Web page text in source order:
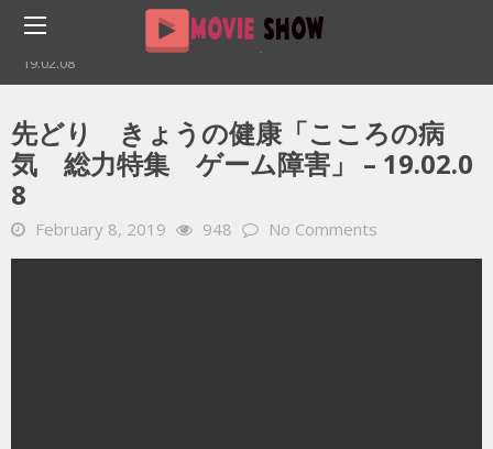
Home
YOUTUBE 動画 毎日
先どり きょうの健康「こころの病気 総力特集 ゲーム障害」 –
19.02.08
先どり きょうの健康「こころの病
気 総力特集 ゲーム障害」 – 19.02.0
8
February 8, 2019 948 No Comments